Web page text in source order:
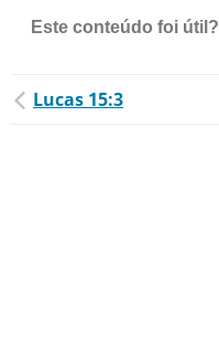
Este conteúdo foi útil?
Lucas 15:3